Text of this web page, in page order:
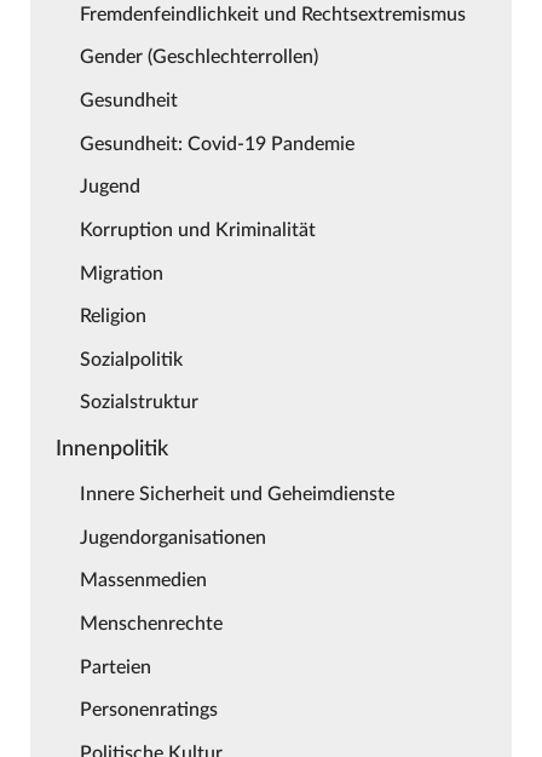
Fremdenfeindlichkeit und Rechtsextremismus
Gender (Geschlechterrollen)
Gesundheit
Gesundheit: Covid-19 Pandemie
Jugend
Korruption und Kriminalität
Migration
Religion
Sozialpolitik
Sozialstruktur
Innenpolitik
Innere Sicherheit und Geheimdienste
Jugendorganisationen
Massenmedien
Menschenrechte
Parteien
Personenratings